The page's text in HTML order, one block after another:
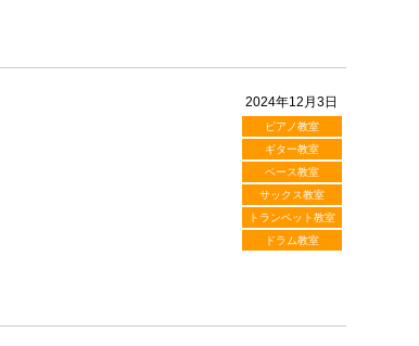
2024年12月3日
ピアノ教室
ギター教室
ベース教室
サックス教室
トランペット教室
ドラム教室